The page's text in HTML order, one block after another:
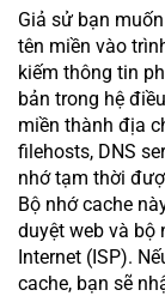
Giả sử bạn
tên miền vào
kiếm thông tin
bản trong hệ
miền thành địa
filehosts, DNS
nhớ tạm thời
Bộ nhớ cache
duyệt web và bộ
Internet (ISP).
cache, bạn sẽ